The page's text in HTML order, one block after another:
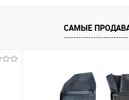
Купить в 1 клик
В избранноеСАМЫЕ